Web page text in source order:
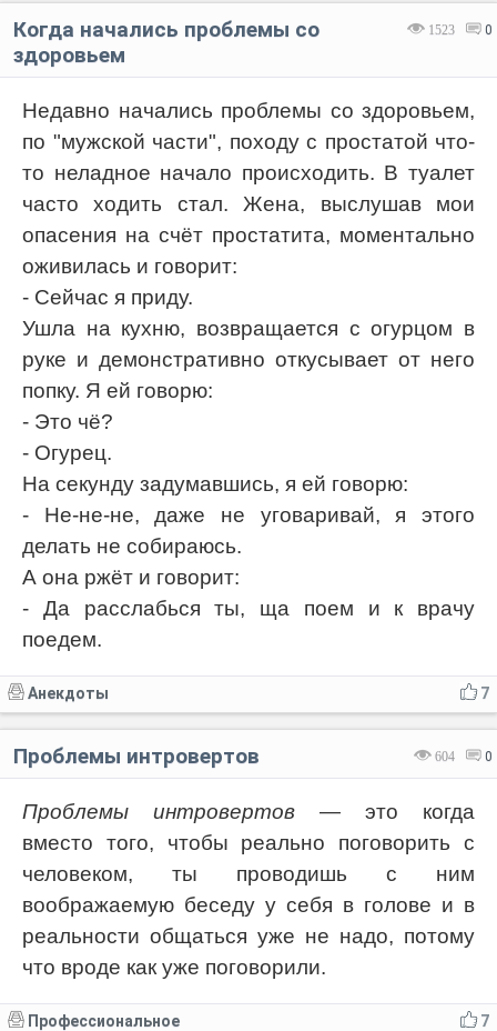
1523 0
Когда начались проблемы со
здоровьем
Недавно начались проблемы со здоровьем,
по "мужской части", походу с простатой что-
то неладное начало происходить. В туалет
часто ходить стал. Жена, выслушав мои
опасения на счёт простатита, моментально
оживилась и говорит:
- Сейчас я приду.
Ушла на кухню, возвращается с огурцом в
руке и демонстративно откусывает от него
попку. Я ей говорю:
- Это чё?
- Огурец.
На секунду задумавшись, я ей говорю:
- Не-не-не, даже не уговаривай, я этого
делать не собираюсь.
А она ржёт и говорит:
- Да расслабься ты, ща поем и к врачу
поедем.
7
Анекдоты
604 0
Проблемы интровертов
Проблемы интровертов — это когда
вместо того, чтобы реально поговорить с
человеком, ты проводишь с ним
воображаемую беседу у себя в голове и в
реальности общаться уже не надо, потому
что вроде как уже поговорили.
7
Профессиональное